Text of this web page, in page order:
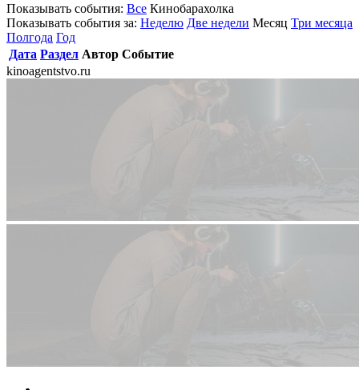
Показывать события: Все Кинобарахолка
Показывать события за: Неделю Две недели Месяц Три месяца
Полгода Год
Дата Раздел Автор Событие
kinoagentstvo.ru